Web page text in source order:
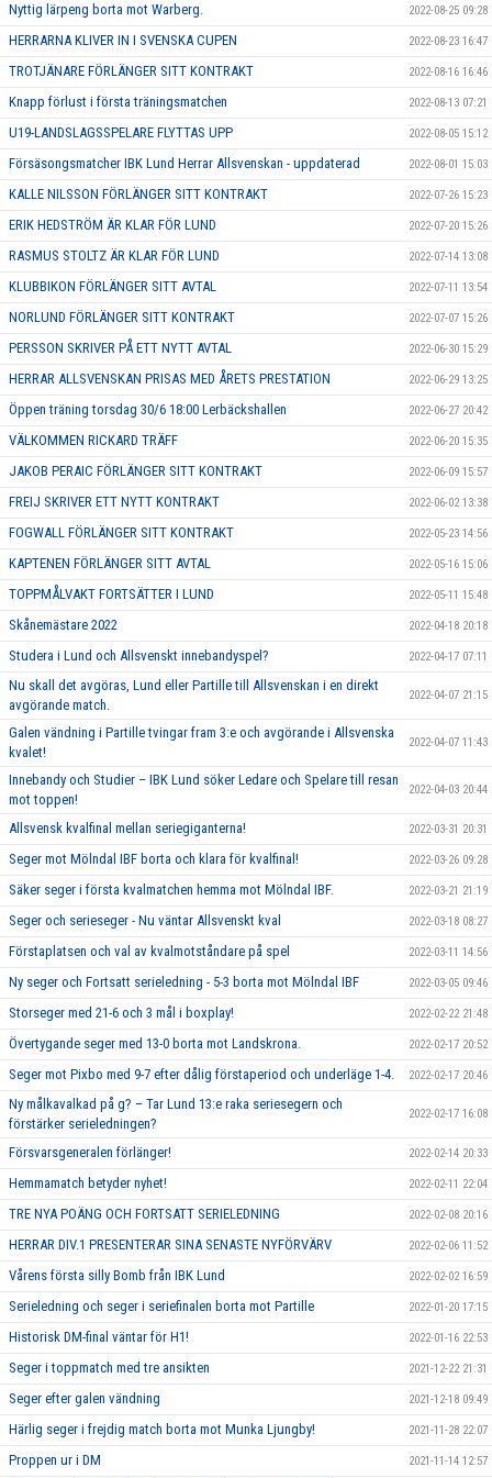
Nyttig lärpeng borta mot Warberg. 2022-08-25 09:28
HERRARNA KLIVER IN I SVENSKA CUPEN 2022-08-23 16:47
TROTJÄNARE FÖRLÄNGER SITT KONTRAKT 2022-08-16 16:46
Knapp förlust i första träningsmatchen 2022-08-13 07:21
U19-LANDSLAGSSPELARE FLYTTAS UPP 2022-08-05 15:12
Försäsongsmatcher IBK Lund Herrar Allsvenskan - uppdaterad 2022-08-01 15:03
KALLE NILSSON FÖRLÄNGER SITT KONTRAKT 2022-07-26 15:23
ERIK HEDSTRÖM ÄR KLAR FÖR LUND 2022-07-20 15:26
RASMUS STOLTZ ÄR KLAR FÖR LUND 2022-07-14 13:08
KLUBBIKON FÖRLÄNGER SITT AVTAL 2022-07-11 13:54
NORLUND FÖRLÄNGER SITT KONTRAKT 2022-07-07 15:26
PERSSON SKRIVER PÅ ETT NYTT AVTAL 2022-06-30 15:29
HERRAR ALLSVENSKAN PRISAS MED ÅRETS PRESTATION 2022-06-29 13:25
Öppen träning torsdag 30/6 18:00 Lerbäckshallen 2022-06-27 20:42
VÄLKOMMEN RICKARD TRÄFF 2022-06-20 15:35
JAKOB PERAIC FÖRLÄNGER SITT KONTRAKT 2022-06-09 15:57
FREIJ SKRIVER ETT NYTT KONTRAKT 2022-06-02 13:38
FOGWALL FÖRLÄNGER SITT KONTRAKT 2022-05-23 14:56
KAPTENEN FÖRLÄNGER SITT AVTAL 2022-05-16 15:06
TOPPMÅLVAKT FORTSÄTTER I LUND 2022-05-11 15:48
Skånemästare 2022 2022-04-18 20:18
Studera i Lund och Allsvenskt innebandyspel? 2022-04-17 07:11
Nu skall det avgöras, Lund eller Partille till Allsvenskan i en direkt
avgörande match.
2022-04-07 21:15
Galen vändning i Partille tvingar fram 3:e och avgörande i Allsvenska
kvalet!
2022-04-07 11:43
Innebandy och Studier – IBK Lund söker Ledare och Spelare till resan
mot toppen!
2022-04-03 20:44
Allsvensk kvalfinal mellan seriegiganterna! 2022-03-31 20:31
Seger mot Mölndal IBF borta och klara för kvalfinal! 2022-03-26 09:28
Säker seger i första kvalmatchen hemma mot Mölndal IBF. 2022-03-21 21:19
Seger och serieseger - Nu väntar Allsvenskt kval 2022-03-18 08:27
Förstaplatsen och val av kvalmotståndare på spel 2022-03-11 14:56
Ny seger och Fortsatt serieledning - 5-3 borta mot Mölndal IBF 2022-03-05 09:46
Storseger med 21-6 och 3 mål i boxplay! 2022-02-22 21:48
Övertygande seger med 13-0 borta mot Landskrona. 2022-02-17 20:52
Seger mot Pixbo med 9-7 efter dålig förstaperiod och underläge 1-4. 2022-02-17 20:46
Ny målkavalkad på g? – Tar Lund 13:e raka seriesegern och
förstärker serieledningen?
2022-02-17 16:08
Försvarsgeneralen förlänger! 2022-02-14 20:33
Hemmamatch betyder nyhet! 2022-02-11 22:04
TRE NYA POÄNG OCH FORTSATT SERIELEDNING 2022-02-08 20:16
HERRAR DIV.1 PRESENTERAR SINA SENASTE NYFÖRVÄRV 2022-02-06 11:52
Vårens första silly Bomb från IBK Lund 2022-02-02 16:59
Serieledning och seger i seriefinalen borta mot Partille 2022-01-20 17:15
Historisk DM-final väntar för H1! 2022-01-16 22:53
Seger i toppmatch med tre ansikten 2021-12-22 21:31
Seger efter galen vändning 2021-12-18 09:49
Härlig seger i frejdig match borta mot Munka Ljungby! 2021-11-28 22:07
Proppen ur i DM 2021-11-14 12:57